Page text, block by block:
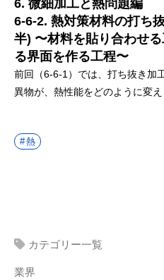
6. 微細加工と熱問題編
6-6-2. 熱対策材料の打ち
半) 〜材料を貼り合わせ
る界面を作る工程〜
前回（6-6-1）では、打ち抜き加
異物が、熱性能をどのように変え
熱
カテゴリー一覧
業界